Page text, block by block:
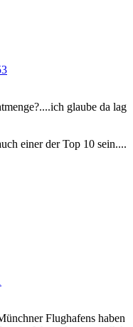
glaube da lag
einer der Top 10 sein....
Flughafens haben